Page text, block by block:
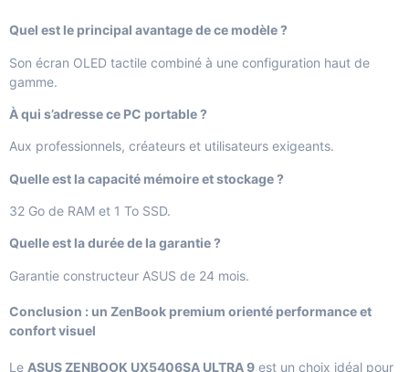
Quel est le principal avantage de ce modèle ?
Son écran OLED tactile combiné à une configuration haut de
gamme.
À qui s’adresse ce PC portable ?
Aux professionnels, créateurs et utilisateurs exigeants.
Quelle est la capacité mémoire et stockage ?
32 Go de RAM et 1 To SSD.
Quelle est la durée de la garantie ?
Garantie constructeur ASUS de 24 mois.
Conclusion : un ZenBook premium orienté performance et
confort visuel
Le ASUS ZENBOOK UX5406SA ULTRA 9 est un choix idéal pour